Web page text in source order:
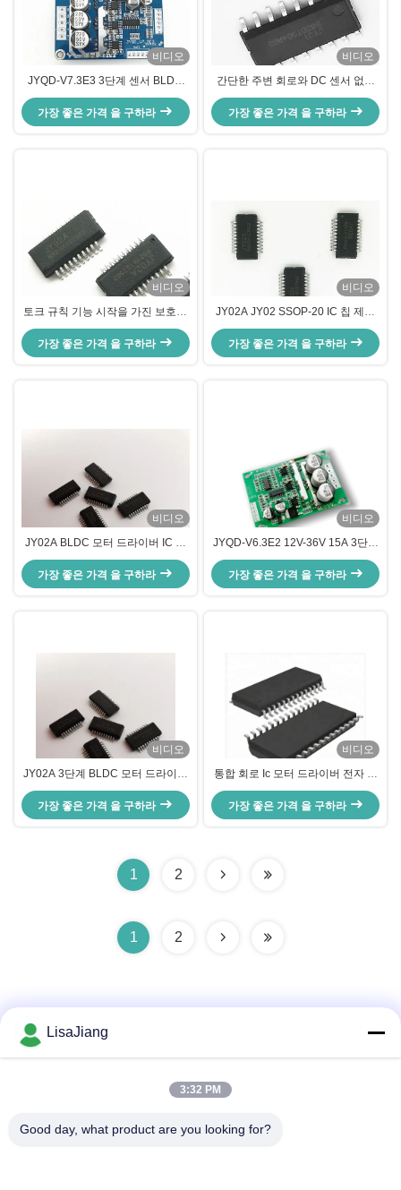
비디오
JYQD-V7.3E3 3단계 센서 BLDC
모터 드라이버 엔진 컨트롤러 15A
전류 PWM 조절기 36V
가장 좋은 가격 을 구하라
비디오
간단한 주변 회로와 DC 센서 없는
모터 IC JY02A
가장 좋은 가격 을 구하라
비디오
토크 규칙 기능 시작을 가진 보호를
막는 BLDC 모터 운전사 IC
가장 좋은 가격 을 구하라
비디오
JY02A JY02 SSOP-20 IC 칩 제어
IC PWM 제어와 함께 센서 없는
BLDC 모터
가장 좋은 가격 을 구하라
비디오
JY02A BLDC 모터 드라이버 IC 차
단 보호
가장 좋은 가격 을 구하라
비디오
JYQD-V6.3E2 12V-36V 15A 3단계
BLDC 모터 컨트롤러 보드
가장 좋은 가격 을 구하라
비디오
JY02A 3단계 BLDC 모터 드라이버
컨트롤러 IC, 단순한 주변 회로로 차
단 보호
가장 좋은 가격 을 구하라
비디오
통합 회로 Ic 모터 드라이버 전자 부
품 모터 컨트롤러 IC
가장 좋은 가격 을 구하라
1 2
1 2
주소
LisaJiang
3:32 PM
Good day, what product are you looking for?